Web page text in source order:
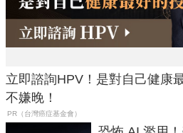
立即諮詢HPV！是對自己健康
不嫌晚！
PR（台灣癌症基金會）